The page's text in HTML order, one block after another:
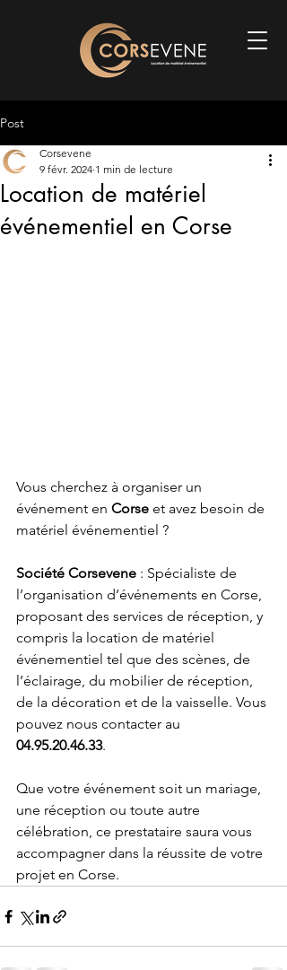
Post
Location de matériel
événementiel en Corse
Corsevene
9 févr. 2024 1 min de lecture
Vous cherchez à organiser un
événement en Corse et avez besoin de
matériel événementiel ?
Société Corsevene : Spécialiste de
l’organisation d’événements en Corse,
proposant des services de réception, y
compris la location de matériel
événementiel tel que des scènes, de
l’éclairage, du mobilier de réception,
de la décoration et de la vaisselle. Vous
pouvez nous contacter au
04.95.20.46.33.
Que votre événement soit un mariage,
une réception ou toute autre
célébration, ce prestataire saura vous
accompagner dans la réussite de votre
projet en Corse.